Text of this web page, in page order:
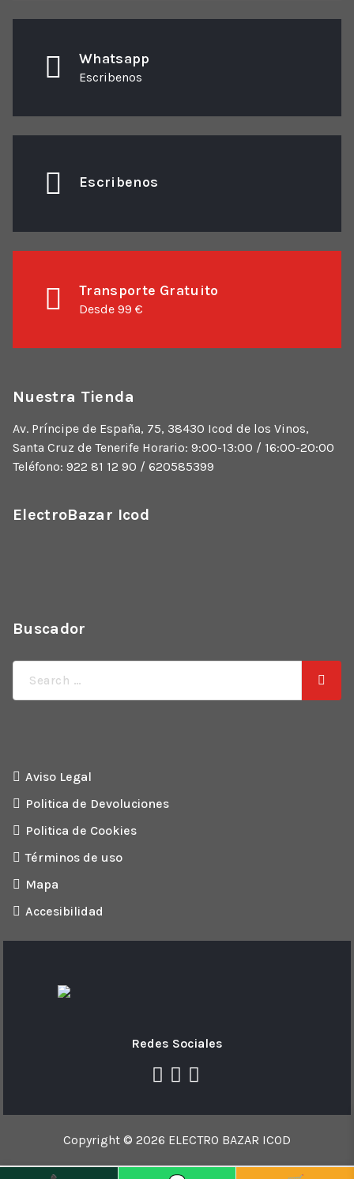
Whatsapp
Escribenos
Escribenos
Transporte Gratuito
Desde 99 €
Nuestra Tienda
Av. Príncipe de España, 75, 38430 Icod de los Vinos,
Santa Cruz de Tenerife Horario: 9:00-13:00 / 16:00-20:00
Teléfono: 922 81 12 90 / 620585399
ElectroBazar Icod
Buscador
Aviso Legal
Politica de Devoluciones
Politica de Cookies
Términos de uso
Mapa
Accesibilidad
Redes Sociales
Copyright © 2026 ELECTRO BAZAR ICOD